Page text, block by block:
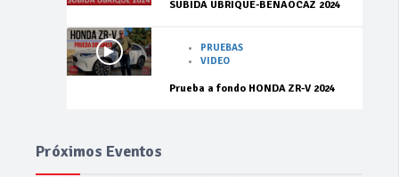
SUBIDA UBRIQUE-BENAOCAZ 2024
PRUEBAS
VIDEO
Prueba a fondo HONDA ZR-V 2024
Próximos Eventos